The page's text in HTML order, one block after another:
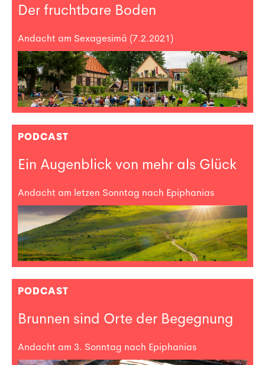
Der fruchtbare Boden
Andacht am Sexagesimä (7.2.2021)
PODCAST
Ein Augenblick von mehr als Glück
Andacht am letzen Sonntag nach Epiphanias
PODCAST
Brunnen sind Orte der Begegnung
Andacht am 3. Sonntag nach Epiphanias